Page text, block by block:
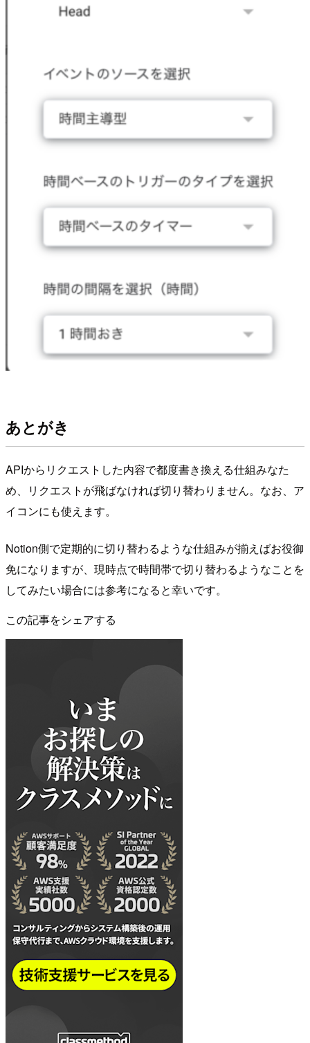
あとがき
APIからリクエストした内容で都度書き換える仕組みなた
め、リクエストが飛ばなければ切り替わりません。なお、ア
イコンにも使えます。
Notion側で定期的に切り替わるような仕組みが揃えばお役御
免になりますが、現時点で時間帯で切り替わるようなことを
してみたい場合には参考になると幸いです。
この記事をシェアする